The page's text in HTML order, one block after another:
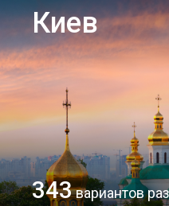
Киев
343вариантов